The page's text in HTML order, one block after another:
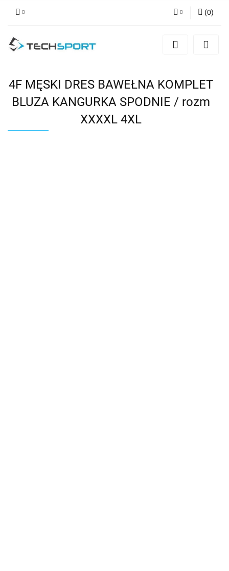
Zaloguj się
(0)
4F MĘSKI DRES BAWEŁNA KOMPLET
BLUZA KANGURKA SPODNIE / rozm
XXXXL 4XL